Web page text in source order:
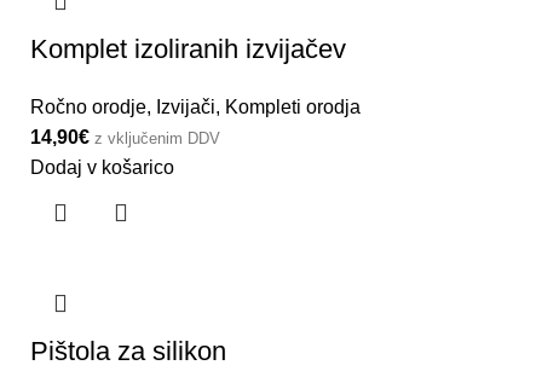
Komplet izoliranih izvijačev
Ročno orodje, Izvijači, Kompleti orodja
14,90€ z vključenim DDV
Dodaj v košarico
Pištola za silikon